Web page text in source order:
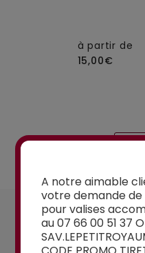
à partir de
15,00€
UN
A notre aimable
votre demande de
pour valises
au 07 66 00 51 37